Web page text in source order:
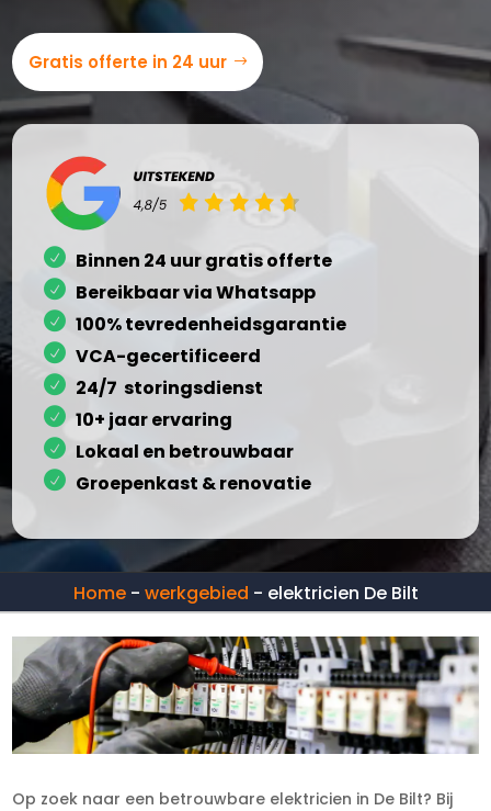
Gratis offerte in 24 uur
Binnen 24 uur gratis offerte
Bereikbaar via Whatsapp
100% tevredenheidsgarantie
VCA-gecertificeerd
24/7 storingsdienst
10+ jaar ervaring
Lokaal en betrouwbaar
Groepenkast & renovatie
Home- werkgebied - elektricien De Bilt
Op zoek naar een betrouwbare elektricien in De Bilt? Bij